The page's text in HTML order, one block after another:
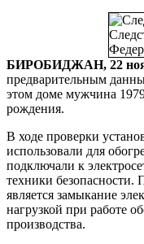
БИРОБИДЖАН, 22
предварительным
этом доме мужчина
рождения.
В ходе проверки
использовали для
подключали к
техники безопасности.
является замыкание
нагрузкой при работе
производства.